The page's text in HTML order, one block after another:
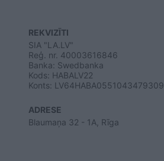
REKVIZĪTI
SIA "LA.LV"
Reģ. nr. 40003616846
Banka: Swedbanka
Kods: HABALV22
Konts: LV64HABA0551043479309
ADRESE
Blaumaņa 32 - 1A, Rīga